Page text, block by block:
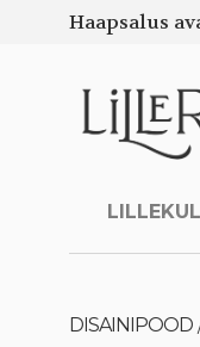
Haapsalus
DISAINIPOOD